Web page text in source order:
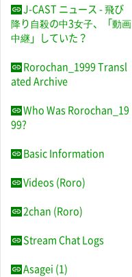
J-CAST ニュース - 飛び
降り自殺の中3女子、「動画
中継」していた？
Rorochan_1999 Transl
ated Archive
Who Was Rorochan_19
99?
Basic Information
Videos (Roro)
2chan (Roro)
Stream Chat Logs
Asagei (1)